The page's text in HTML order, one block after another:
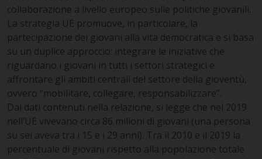
collaborazione a livello europeo sulle politiche giovanili.
La strategia UE promuove, in particolare, la
partecipazione dei giovani alla vita democratica e si basa
su un duplice approccio: integrare le iniziative che
riguardano i giovani in tutti i settori strategici e
affrontare gli ambiti centrali del settore della gioventù,
ovvero “mobilitare, collegare, responsabilizzare”.
Dai dati contenuti nella relazione, si legge che nel 2019
nell’UE vivevano circa 86 milioni di giovani (una persona
su sei aveva tra i 15 e i 29 anni). Tra il 2010 e il 2019 la
percentuale di giovani rispetto alla popolazione totale